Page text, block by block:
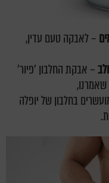
– לאבקה טעם עדין,
– אבקת החלבון 'פיור'
בחלבון של יופלה